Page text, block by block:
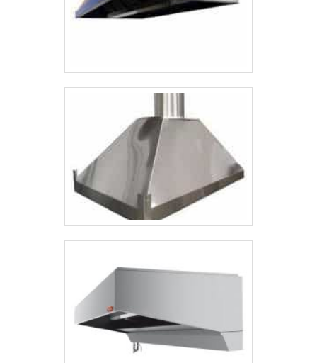
conquistar a confiança de cada um. Tudo
experientes. A GMT Inox é uma empresa
que tem sido preferência no segmento pela
idoneidade em tudo que faz, fechando todo
o ciclo de entrega com excelência para cada